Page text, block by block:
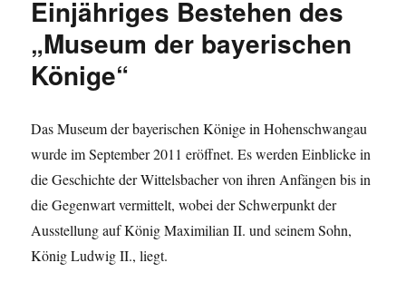
Einjähriges Bestehen des
„Museum der bayerischen
Könige“
Das Museum der bayerischen Könige in Hohenschwangau
wurde im September 2011 eröffnet. Es werden Einblicke in
die Geschichte der Wittelsbacher von ihren Anfängen bis in
die Gegenwart vermittelt, wobei der Schwerpunkt der
Ausstellung auf König Maximilian II. und seinem Sohn,
König Ludwig II., liegt.